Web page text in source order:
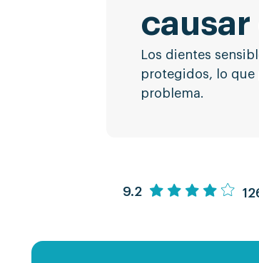
Los dientes
protegidos, lo que
problema.
9.2